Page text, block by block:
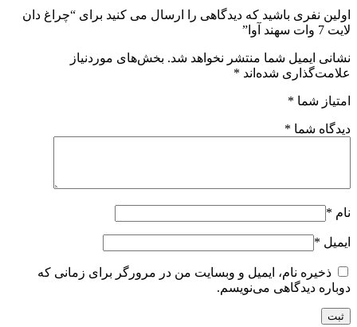
اولین نفری باشید که دیدگاهی را ارسال می کنید برای “چراغ دان
لایت 7 وات سهند آوا”
نشانی ایمیل شما منتشر نخواهد شد. بخش‌های موردنیاز
علامت‌گذاری شده‌اند *
امتیاز شما *
دیدگاه شما *
نام *
ایمیل *
ذخیره نام، ایمیل و وبسایت من در مرورگر برای زمانی که
دوباره دیدگاهی می‌نویسم.